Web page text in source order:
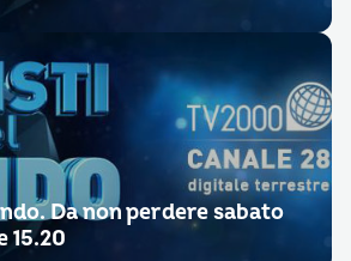
Da non perdere sabato
15.20